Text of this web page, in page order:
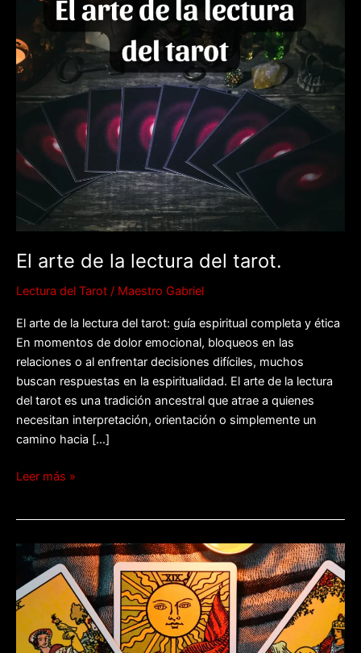
El arte de la lectura del tarot.
Lectura del Tarot / Maestro Gabriel
El arte de la lectura del tarot: guía espiritual completa y ética
En momentos de dolor emocional, bloqueos en las
relaciones o al enfrentar decisiones difíciles, muchos
buscan respuestas en la espiritualidad. El arte de la lectura
del tarot es una tradición ancestral que atrae a quienes
necesitan interpretación, orientación o simplemente un
camino hacia […]
Leer más »
Elegir
mazo
de
tarot.